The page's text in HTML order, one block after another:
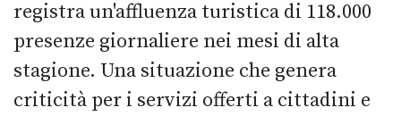
registra un'affluenza turistica di 118.000
presenze giornaliere nei mesi di alta
stagione. Una situazione che genera
criticità per i servizi offerti a cittadini e